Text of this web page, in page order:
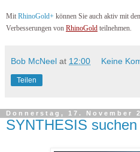
Mit RhinoGold+ können Sie auch aktiv mit
Verbesserungen von RhinoGold teilnehmen.
Bob McNeel at 12:00 Keine
Teilen
Donnerstag, 17. November
SYNTHESIS